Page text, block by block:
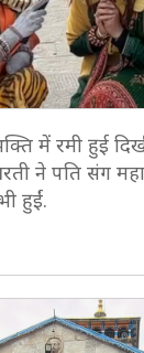
में रमी हुई
ने पति संग
हुईं.